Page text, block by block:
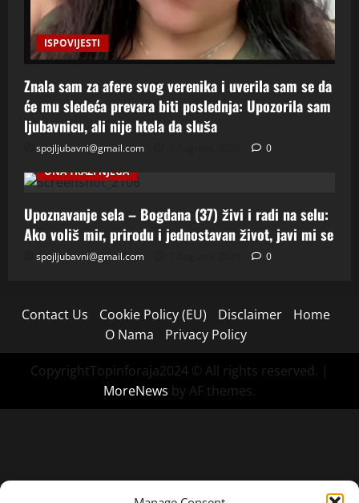
ISPOVIJESTI
Znala sam za afere svog verenika i uverila sam se da
će mu sledeća prevara biti poslednja: Upozorila sam
ljubavnicu, ali nije htela da sluša
spojljubavni@gmail.com
0
ONA TRAZI NJEGA
Upoznavanje sela – Bogdana (37) živi i radi na selu:
Ako voliš mir, prirodu i jednostavan život, javi mi se
spojljubavni@gmail.com 0
Contact Us Cookie Policy (EU) Disclaimer
Home
O Nama
Privacy Policy
CopyrightTopinforaja2024 © All rights reserved. |
MoreNews by AF themes.